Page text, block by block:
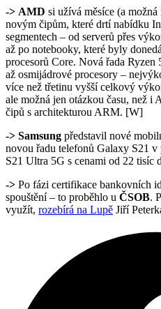
-> AMD si užívá měsíce (a
novým čipům, které drtí nabídku
segmentech – od serverů přes
až po notebooky, které byly
procesorů Core. Nová řada
až osmijádrové procesory –
více než třetinu vyšší celkový
ale možná jen otázkou času, než i
čipů s architekturou ARM. [W]
-> Samsung představil nové
novou řadu telefonů Galaxy S21
S21 Ultra 5G s cenami od 22 tisíc
-> Po fázi certifikace bankovních
spouštění – to proběhlo u ČSOB.
využít, rozebírá na Lupě Jiří